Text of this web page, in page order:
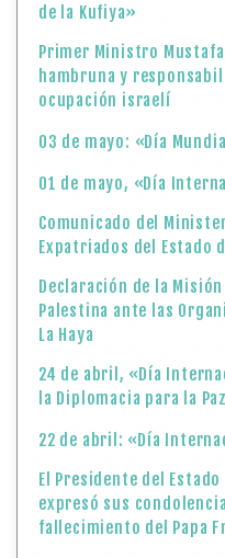
de la Kufiya»
Primer Ministro Mustafa
hambruna y
ocupación israelí
03 de mayo: «Día
01 de mayo, «Día
Comunicado del
Expatriados del Estado
Declaración de la
Palestina ante las
La Haya
24 de abril, «Día
la Diplomacia para la
22 de abril: «Día
El Presidente del
expresó sus
fallecimiento del Papa